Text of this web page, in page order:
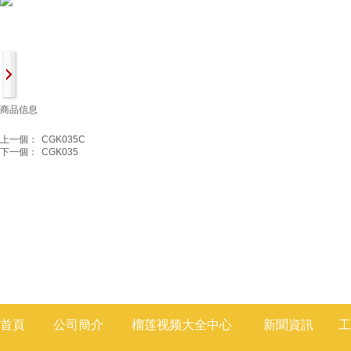
商品信息
上一個：
CGK035C
下一個：
CGK035
首頁 公司簡介 榴莲视频大全中心 新聞資訊